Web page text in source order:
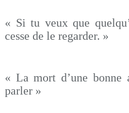
« Si tu veux que
cesse de le regarder. »
« La mort d’une bonne
parler »